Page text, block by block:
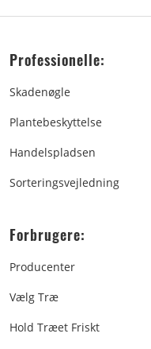
Professionelle:
Skadenøgle
Plantebeskyttelse
Handelspladsen
Sorteringsvejledning
Forbrugere:
Producenter
Vælg Træ
Hold Træet Friskt